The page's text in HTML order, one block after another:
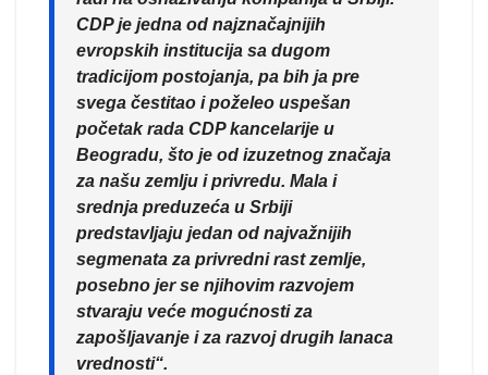
CDP je jedna od najznačajnijih
evropskih institucija sa dugom
tradicijom postojanja, pa bih ja pre
svega čestitao i poželeo uspešan
početak rada CDP kancelarije u
Beogradu, što je od izuzetnog značaja
za našu zemlju i privredu. Mala i
srednja preduzeća u Srbiji
predstavljaju jedan od najvažnijih
segmenata za privredni rast zemlje,
posebno jer se njihovim razvojem
stvaraju veće mogućnosti za
zapošljavanje i za razvoj drugih lanaca
vrednosti“.